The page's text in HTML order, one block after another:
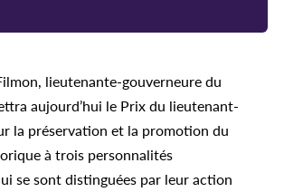
lieutenante-gouverneure du
aujourd’hui le Prix du lieutenant-
la préservation et la promotion du
à trois personnalités
se sont distinguées par leur action